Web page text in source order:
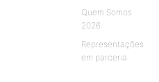
Quem Somos
2026
Representações
em parceria